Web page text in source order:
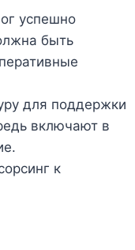
успешно
быть
для поддержки
включают в
к